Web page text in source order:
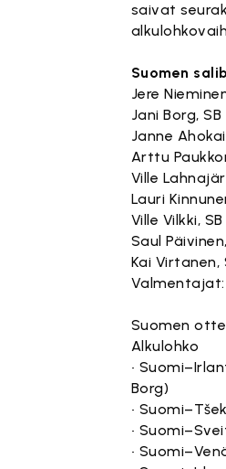
saivat
Suomen
Jere
Jani Borg,
Janne
Arttu
Ville
Lauri
Ville Vilkki,
Saul
Kai Virtanen,
Valmentajat:
Suomen
Alkulohko
•
Borg)
•
•
•